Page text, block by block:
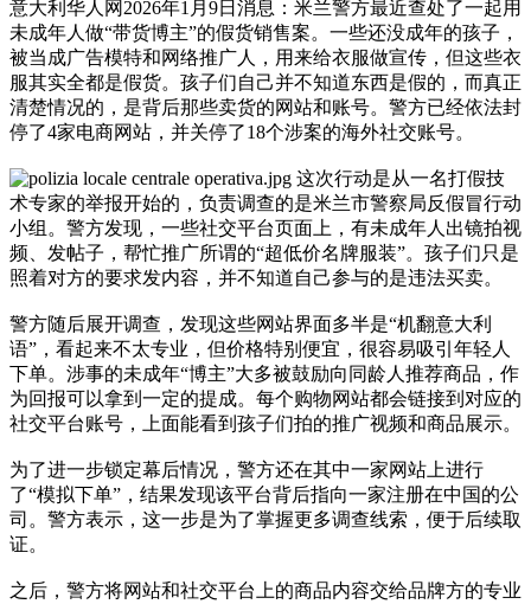
意大利华人网2026年1月9日消息：米兰警方最近查处了一起用
未成年人做“带货博主”的假货销售案。一些还没成年的孩子，
被当成广告模特和网络推广人，用来给衣服做宣传，但这些衣
服其实全都是假货。孩子们自己并不知道东西是假的，而真正
清楚情况的，是背后那些卖货的网站和账号。警方已经依法封
停了4家电商网站，并关停了18个涉案的海外社交账号。
这次行动是从一名打假技
术专家的举报开始的，负责调查的是米兰市警察局反假冒行动
小组。警方发现，一些社交平台页面上，有未成年人出镜拍视
频、发帖子，帮忙推广所谓的“超低价名牌服装”。孩子们只是
照着对方的要求发内容，并不知道自己参与的是违法买卖。
警方随后展开调查，发现这些网站界面多半是“机翻意大利
语”，看起来不太专业，但价格特别便宜，很容易吸引年轻人
下单。涉事的未成年“博主”大多被鼓励向同龄人推荐商品，作
为回报可以拿到一定的提成。每个购物网站都会链接到对应的
社交平台账号，上面能看到孩子们拍的推广视频和商品展示。
为了进一步锁定幕后情况，警方还在其中一家网站上进行
了“模拟下单”，结果发现该平台背后指向一家注册在中国的公
司。警方表示，这一步是为了掌握更多调查线索，便于后续取
证。
之后，警方将网站和社交平台上的商品内容交给品牌方的专业